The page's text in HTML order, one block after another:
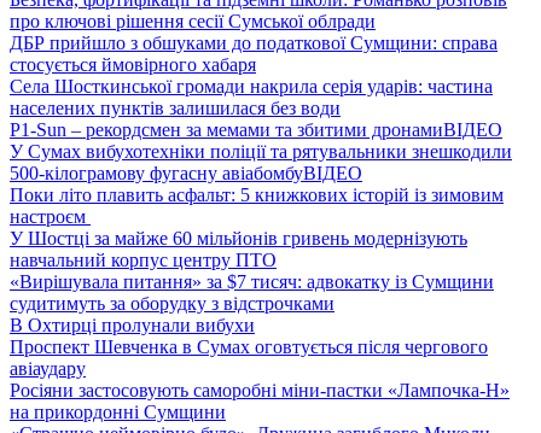
про ключові рішення сесії Сумської облради
ДБР прийшло з обшуками до податкової Сумщини: справа
стосується ймовірного хабаря
Села Шосткинської громади накрила серія ударів: частина
населених пунктів залишилася без води
P1-Sun – рекордсмен за мемами та збитими дронамиВІДЕО
У Сумах вибухотехніки поліції та рятувальники знешкодили
500-кілограмову фугасну авіабомбуВІДЕО
Поки літо плавить асфальт: 5 книжкових історій із зимовим
настроєм
У Шостці за майже 60 мільйонів гривень модернізують
навчальний корпус центру ПТО
«Вирішувала питання» за $7 тисяч: адвокатку із Сумщини
судитимуть за оборудку з відстрочками
В Охтирці пролунали вибухи
Проспект Шевченка в Сумах оговтується після чергового
авіаудару
Росіяни застосовують саморобні міни-пастки «Лампочка-Н»
на прикордонні Сумщини